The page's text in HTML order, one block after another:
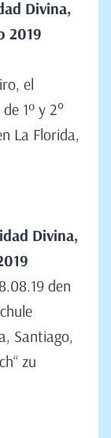
Divina,
2019
el
1º y 2°
La Florida,
Divina,
den
Santiago,
zu